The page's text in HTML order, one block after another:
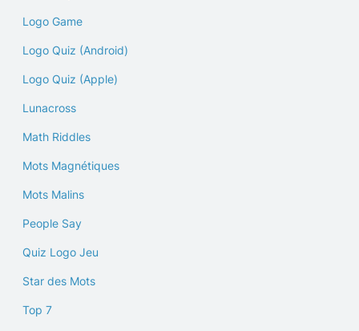
Logo Game
Logo Quiz (Android)
Logo Quiz (Apple)
Lunacross
Math Riddles
Mots Magnétiques
Mots Malins
People Say
Quiz Logo Jeu
Star des Mots
Top 7